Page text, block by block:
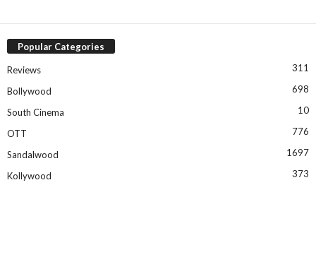
Popular Categories
Reviews 311
Bollywood 698
South Cinema 10
OTT 776
Sandalwood 1697
Kollywood 373